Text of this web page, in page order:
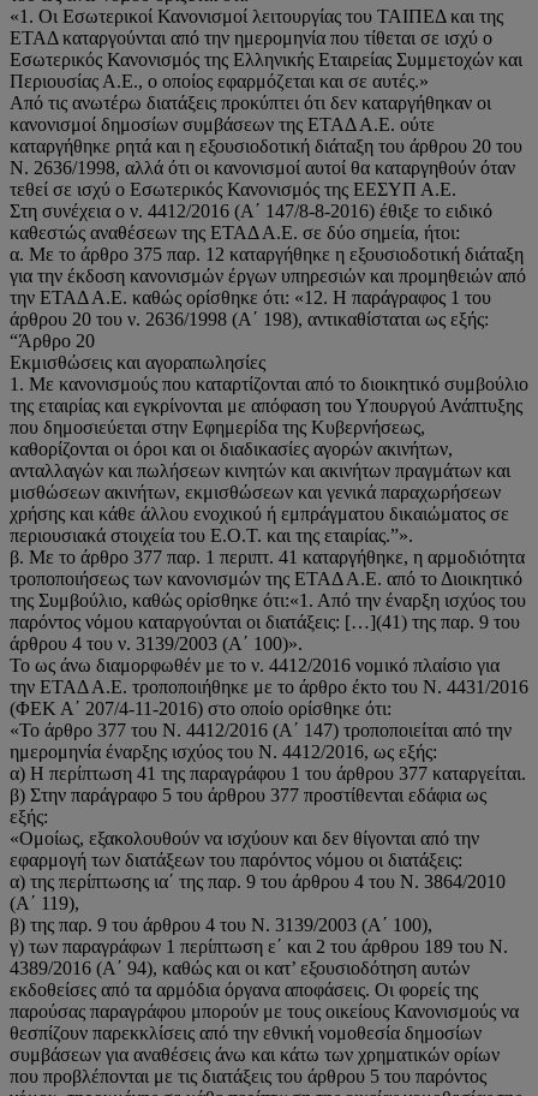
«1. Οι Εσωτερικοί Κανονισμοί λειτουργίας του ΤΑΙΠΕΔ και της
ΕΤΑΔ καταργούνται από την ημερομηνία που τίθεται σε ισχύ ο
Εσωτερικός Κανονισμός της Ελληνικής Εταιρείας Συμμετοχών και
Περιουσίας Α.Ε., ο οποίος εφαρμόζεται και σε αυτές.»
Από τις ανωτέρω διατάξεις προκύπτει ότι δεν καταργήθηκαν οι
κανονισμοί δημοσίων συμβάσεων της ΕΤΑΔ Α.Ε. ούτε
καταργήθηκε ρητά και η εξουσιοδοτική διάταξη του άρθρου 20 του
Ν. 2636/1998, αλλά ότι οι κανονισμοί αυτοί θα καταργηθούν όταν
τεθεί σε ισχύ ο Εσωτερικός Κανονισμός της ΕΕΣΥΠ Α.Ε.
Στη συνέχεια ο ν. 4412/2016 (Α΄ 147/8-8-2016) έθιξε το ειδικό
καθεστώς αναθέσεων της ΕΤΑΔ Α.Ε. σε δύο σημεία, ήτοι:
α. Με το άρθρο 375 παρ. 12 καταργήθηκε η εξουσιοδοτική διάταξη
για την έκδοση κανονισμών έργων υπηρεσιών και προμηθειών από
την ΕΤΑΔ Α.Ε. καθώς ορίσθηκε ότι: «12. Η παράγραφος 1 του
άρθρου 20 του ν. 2636/1998 (Α΄ 198), αντικαθίσταται ως εξής:
“Άρθρο 20
Εκμισθώσεις και αγοραπωλησίες
1. Με κανονισμούς που καταρτίζονται από το διοικητικό συμβούλιο
της εταιρίας και εγκρίνονται με απόφαση του Υπουργού Ανάπτυξης
που δημοσιεύεται στην Εφημερίδα της Κυβερνήσεως,
καθορίζονται οι όροι και οι διαδικασίες αγορών ακινήτων,
ανταλλαγών και πωλήσεων κινητών και ακινήτων πραγμάτων και
μισθώσεων ακινήτων, εκμισθώσεων και γενικά παραχωρήσεων
χρήσης και κάθε άλλου ενοχικού ή εμπράγματου δικαιώματος σε
περιουσιακά στοιχεία του Ε.Ο.Τ. και της εταιρίας.”».
β. Με το άρθρο 377 παρ. 1 περιπτ. 41 καταργήθηκε, η αρμοδιότητα
τροποποιήσεως των κανονισμών της ΕΤΑΔ Α.Ε. από το Διοικητικό
της Συμβούλιο, καθώς ορίσθηκε ότι:«1. Από την έναρξη ισχύος του
παρόντος νόμου καταργούνται οι διατάξεις: […](41) της παρ. 9 του
άρθρου 4 του ν. 3139/2003 (Α΄ 100)».
Το ως άνω διαμορφωθέν με το ν. 4412/2016 νομικό πλαίσιο για
την ΕΤΑΔ Α.Ε. τροποποιήθηκε με το άρθρο έκτο του Ν. 4431/2016
(ΦΕΚ Α΄ 207/4-11-2016) στο οποίο ορίσθηκε ότι:
«Το άρθρο 377 του Ν. 4412/2016 (Α΄ 147) τροποποιείται από την
ημερομηνία έναρξης ισχύος του Ν. 4412/2016, ως εξής:
α) Η περίπτωση 41 της παραγράφου 1 του άρθρου 377 καταργείται.
β) Στην παράγραφο 5 του άρθρου 377 προστίθενται εδάφια ως
εξής:
«Ομοίως, εξακολουθούν να ισχύουν και δεν θίγονται από την
εφαρμογή των διατάξεων του παρόντος νόμου οι διατάξεις:
α) της περίπτωσης ια΄ της παρ. 9 του άρθρου 4 του Ν. 3864/2010
(Α΄ 119),
β) της παρ. 9 του άρθρου 4 του Ν. 3139/2003 (Α΄ 100),
γ) των παραγράφων 1 περίπτωση ε΄ και 2 του άρθρου 189 του Ν.
4389/2016 (Α΄ 94), καθώς και οι κατ’ εξουσιοδότηση αυτών
εκδοθείσες από τα αρμόδια όργανα αποφάσεις. Οι φορείς της
παρούσας παραγράφου μπορούν με τους οικείους Κανονισμούς να
θεσπίζουν παρεκκλίσεις από την εθνική νομοθεσία δημοσίων
συμβάσεων για αναθέσεις άνω και κάτω των χρηματικών ορίων
που προβλέπονται με τις διατάξεις του άρθρου 5 του παρόντος